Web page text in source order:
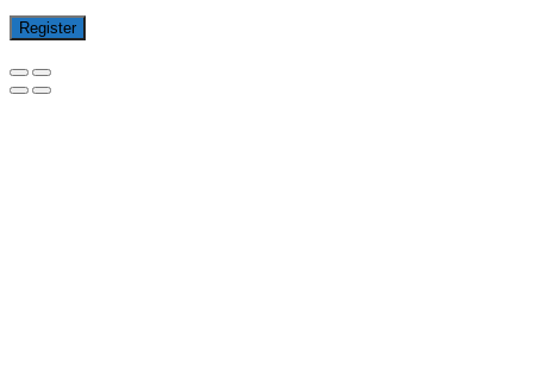
Register